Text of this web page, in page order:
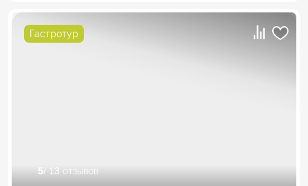
Гастротур
5/ 13 отзывов